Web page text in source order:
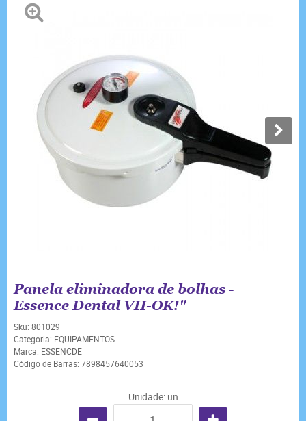
Panela eliminadora de bolhas -
Essence Dental VH-OK!"
Sku: 801029
Categoria: EQUIPAMENTOS
Marca: ESSENCDE
Código de Barras: 7898457640053
Unidade: un